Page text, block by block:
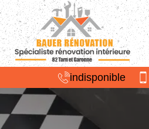
indisponible